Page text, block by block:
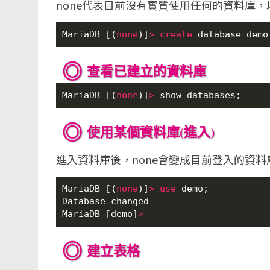
none代表目前沒有實質使用任何的資料庫
MariaDB [(none)]> create database
查看已建立的資料庫
MariaDB [(none)]> show databases;
使用某個資料庫(進入)
進入資料庫後，none會變成目前登入的資料
MariaDB [(none)]> use demo;
Database changed
MariaDB [demo]>
建立表格